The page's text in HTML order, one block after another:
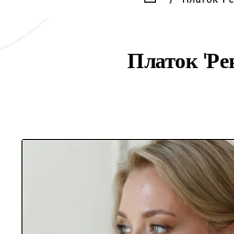
Платок